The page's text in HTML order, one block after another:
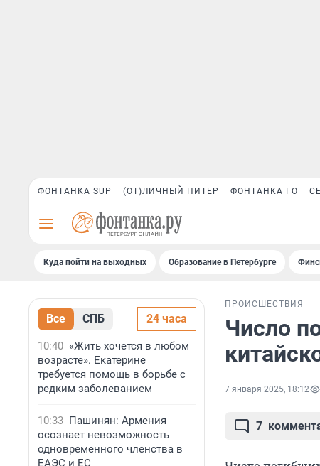
ФОНТАНКА SUP (ОТ)ЛИЧНЫЙ ПИТЕР ФОНТАНКА ГО
Куда пойти на выходных Образование в Петербурге
Все СПБ 24 часа
10:40 «Жить хочется в любом
возрасте». Екатерине
требуется помощь в борьбе с
редким заболеванием
10:33 Пашинян: Армения
осознает невозможность
одновременного членства в
ЕАЭС и ЕС
ПРОИСШЕСТВИЯ
Число
7 января 2025, 18:12
7